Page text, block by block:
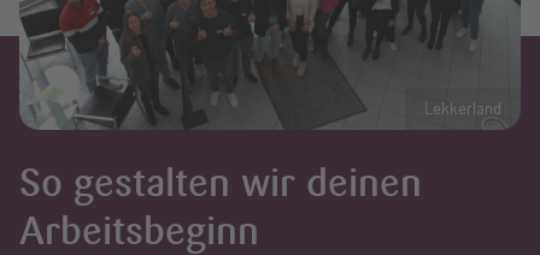
Lekkerland
So gestalten wir deinen
Arbeitsbeginn